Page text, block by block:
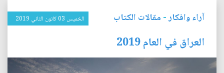
آراء وافكار- مقالات الكتاب الخميس 03 كانون الثاني 2019
العراق في العام 2019